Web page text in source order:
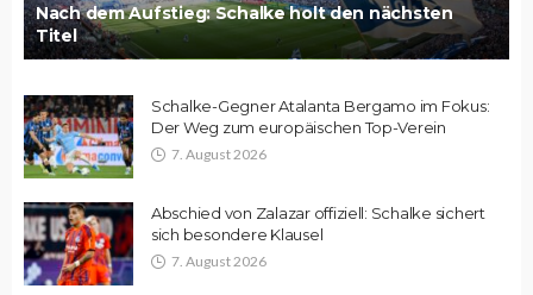
Nach dem Aufstieg: Schalke holt den nächsten
Titel
Schalke-Gegner Atalanta Bergamo im Fokus:
Der Weg zum europäischen Top-Verein
7. August 2026
Abschied von Zalazar offiziell: Schalke sichert
sich besondere Klausel
7. August 2026